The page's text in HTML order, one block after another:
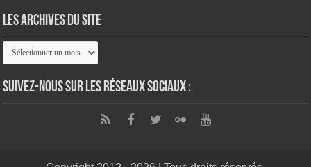
Les archives du site
Les
archives
site
Suivez-nous sur les réseaux sociaux :